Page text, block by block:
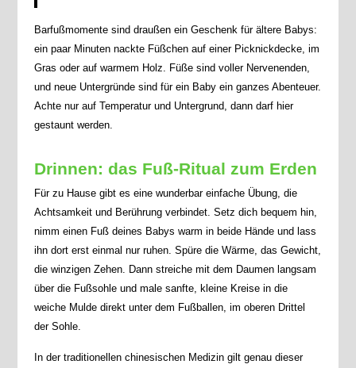
Barfußmomente sind draußen ein Geschenk für ältere Babys:
ein paar Minuten nackte Füßchen auf einer Picknickdecke, im
Gras oder auf warmem Holz. Füße sind voller Nervenenden,
und neue Untergründe sind für ein Baby ein ganzes Abenteuer.
Achte nur auf Temperatur und Untergrund, dann darf hier
gestaunt werden.
Drinnen: das Fuß-Ritual zum Erden
Für zu Hause gibt es eine wunderbar einfache Übung, die
Achtsamkeit und Berührung verbindet. Setz dich bequem hin,
nimm einen Fuß deines Babys warm in beide Hände und lass
ihn dort erst einmal nur ruhen. Spüre die Wärme, das Gewicht,
die winzigen Zehen. Dann streiche mit dem Daumen langsam
über die Fußsohle und male sanfte, kleine Kreise in die
weiche Mulde direkt unter dem Fußballen, im oberen Drittel
der Sohle.
In der traditionellen chinesischen Medizin gilt genau dieser